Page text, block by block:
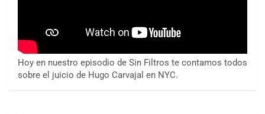
Hoy en nuestro episodio de Sin Filtros te contamos todos
sobre el juicio de Hugo Carvajal en NYC.